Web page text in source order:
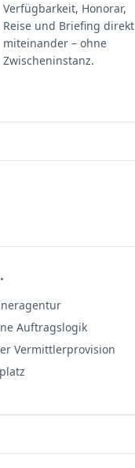
Verfügbarkeit, Honorar,
Reise und Briefing direkt
miteinander – ohne
Zwischeninstanz.
Auftragslogik
Vermittlerprovision